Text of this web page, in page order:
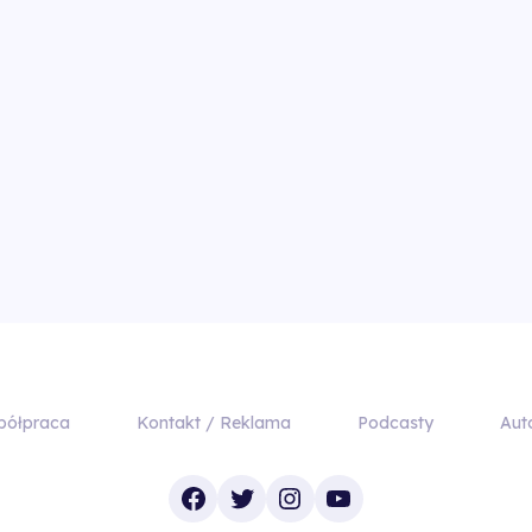
Kontakt / Reklama Podcasty
Facebook
TwitterInstagram
YouTube